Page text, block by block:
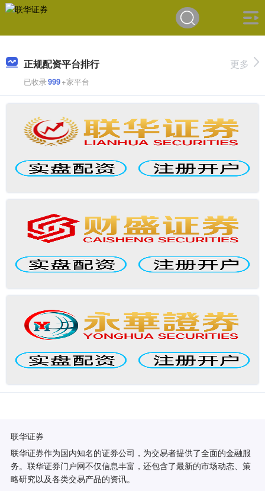
正规配资平台排行
已收录999+家平台
更多
联华证券
联华证券作为国内知名的证券公司，为交易者提供了全面的金融服
务。联华证券门户网不仅信息丰富，还包含了最新的市场动态、策
略研究以及各类交易产品的资讯。